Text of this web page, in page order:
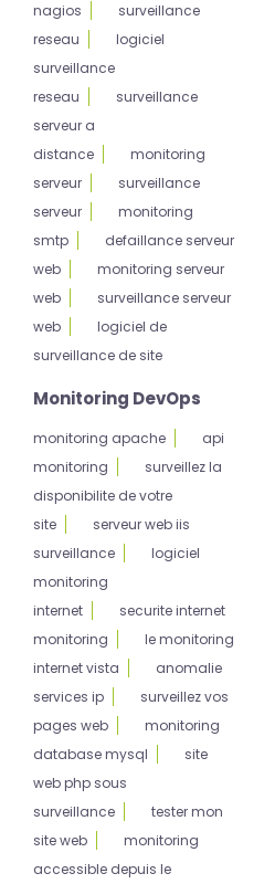
nagios
surveillance
reseau
logiciel
surveillance
reseau
surveillance
serveur a
distance
monitoring
serveur
surveillance
serveur
monitoring
smtp
defaillance serveur
web
monitoring serveur
web
surveillance serveur
web
logiciel de
surveillance de site
Monitoring DevOps
monitoring apache
api
monitoring
surveillez la
disponibilite de votre
site
serveur web iis
surveillance
logiciel
monitoring
internet
securite internet
monitoring
le monitoring
internet vista
anomalie
services ip
surveillez vos
pages web
monitoring
database mysql
site
web php sous
surveillance
tester mon
site web
monitoring
accessible depuis le